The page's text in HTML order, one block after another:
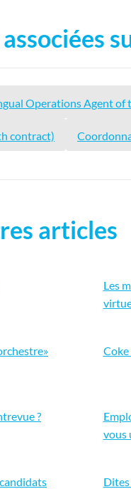
Operations Agent
contract)
articles
Les
?
vous
Dites